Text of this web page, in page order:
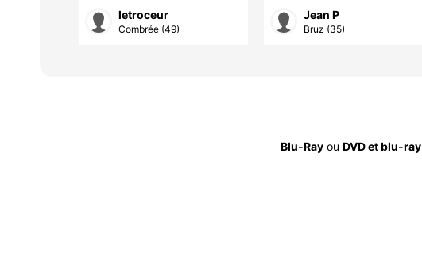
musique gratuit
letroceur
Combrée (49)
Jean P
Bruz (35)
Blu-Ray ou DVD et blu-ray